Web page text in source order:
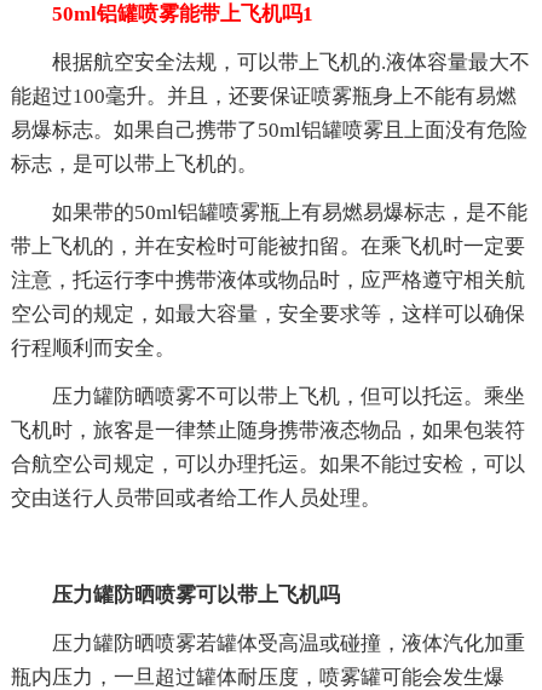
50ml铝罐喷雾能带上飞机吗1
根据航空安全法规，可以带上飞机的.液体容量最大不
能超过100毫升。并且，还要保证喷雾瓶身上不能有易燃
易爆标志。如果自己携带了50ml铝罐喷雾且上面没有危险
标志，是可以带上飞机的。
如果带的50ml铝罐喷雾瓶上有易燃易爆标志，是不能
带上飞机的，并在安检时可能被扣留。在乘飞机时一定要
注意，托运行李中携带液体或物品时，应严格遵守相关航
空公司的规定，如最大容量，安全要求等，这样可以确保
行程顺利而安全。
压力罐防晒喷雾不可以带上飞机，但可以托运。乘坐
飞机时，旅客是一律禁止随身携带液态物品，如果包装符
合航空公司规定，可以办理托运。如果不能过安检，可以
交由送行人员带回或者给工作人员处理。
压力罐防晒喷雾可以带上飞机吗
压力罐防晒喷雾若罐体受高温或碰撞，液体汽化加重
瓶内压力，一旦超过罐体耐压度，喷雾罐可能会发生爆